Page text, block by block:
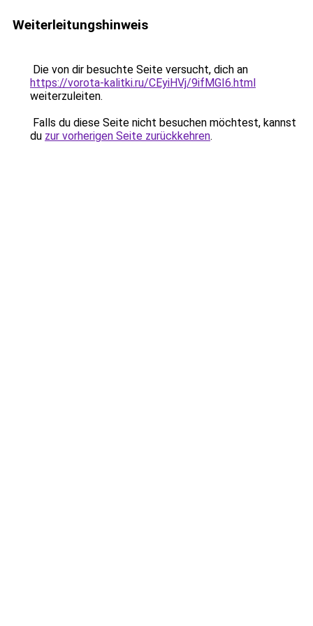
Weiterleitungshinweis
Die von dir besuchte Seite versucht, dich an
https://vorota-kalitki.ru/CEyiHVj/9ifMGI6.html
weiterzuleiten.
Falls du diese Seite nicht besuchen möchtest, kannst
du zur vorherigen Seite zurückkehren.